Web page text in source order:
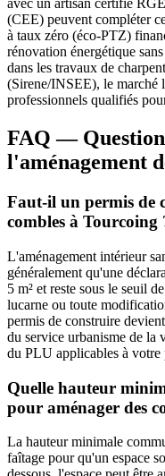
avec un artisan certifié
(CEE) peuvent compléter
à taux zéro (éco-PTZ)
rénovation énergétique
dans les travaux de
(Sirene/INSEE), le marché
professionnels qualifiés
FAQ —
l'aménagement
Faut-il un permis de
combles à Tourcoing
L'aménagement intérieur
généralement qu'une
5 m² et reste sous le seuil
lucarne ou toute
permis de construire
du service urbanisme de la
du PLU applicables à votre
Quelle hauteur
pour aménager des
La hauteur minimale
faîtage pour qu'un espace